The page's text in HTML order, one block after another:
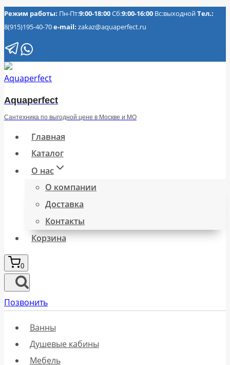
Перейти
к
содержимому
Режим работы: Пн-Пт:9:00-18:00Сб:9:00-16:00 Вс:выходнойТел.:
8(915)195-40-70e-mail: zakaz@aquaperfect.ru
Aquaperfect
Сантехника по выгодной цене в Москве и МО
Главная
Каталог
О нас
О компании
Доставка
Контакты
Корзина
0
Позвонить
Ванны
Душевые кабины
Мебель